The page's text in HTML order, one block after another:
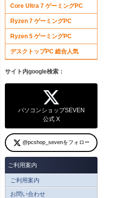
Core Ultra 7 ゲーミングPC
Ryzen 7 ゲーミングPC
Ryzen 5 ゲーミングPC
デスクトップPC 総合人気
サイト内google検索：
パソコンショップSEVEN
公式 X
@pcshop_sevenをフォロー
ご利用案内
ご利用案内
お問い合わせ